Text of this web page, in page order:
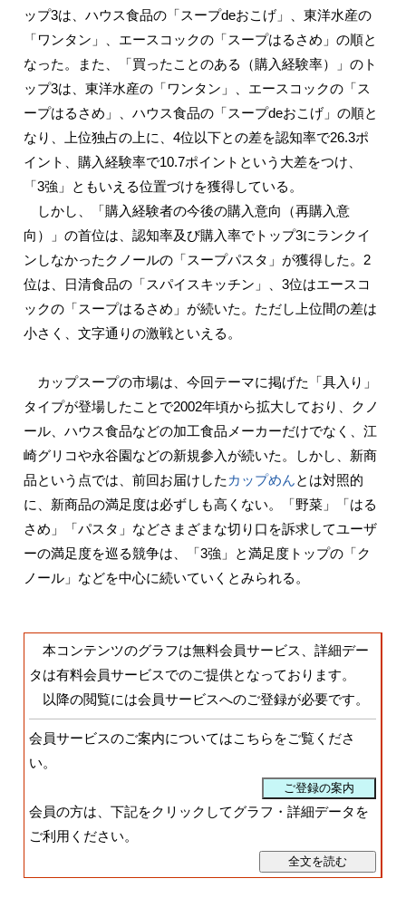
ップ3は、ハウス食品の「スープdeおこげ」、東洋水産の
「ワンタン」、エースコックの「スープはるさめ」の順と
なった。また、「買ったことのある（購入経験率）」のト
ップ3は、東洋水産の「ワンタン」、エースコックの「ス
ープはるさめ」、ハウス食品の「スープdeおこげ」の順と
なり、上位独占の上に、4位以下との差を認知率で26.3ポ
イント、購入経験率で10.7ポイントという大差をつけ、
「3強」ともいえる位置づけを獲得している。
しかし、「購入経験者の今後の購入意向（再購入意
向）」の首位は、認知率及び購入率でトップ3にランクイ
ンしなかったクノールの「スープパスタ」が獲得した。2
位は、日清食品の「スパイスキッチン」、3位はエースコ
ックの「スープはるさめ」が続いた。ただし上位間の差は
小さく、文字通りの激戦といえる。
カップスープの市場は、今回テーマに掲げた「具入り」
タイプが登場したことで2002年頃から拡大しており、クノ
ール、ハウス食品などの加工食品メーカーだけでなく、江
崎グリコや永谷園などの新規参入が続いた。しかし、新商
品という点では、前回お届けした カップめんとは対照的
に、新商品の満足度は必ずしも高くない。「野菜」「はる
さめ」「パスタ」などさまざまな切り口を訴求してユーザ
ーの満足度を巡る競争は、「3強」と満足度トップの「ク
ノール」などを中心に続いていくとみられる。
本コンテンツのグラフは無料会員サービス、詳細デー
タは有料会員サービスでのご提供となっております。
以降の閲覧には会員サービスへのご登録が必要です。
会員サービスのご案内についてはこちらをご覧くださ
い。
会員の方は、下記をクリックしてグラフ・詳細データを
ご利用ください。